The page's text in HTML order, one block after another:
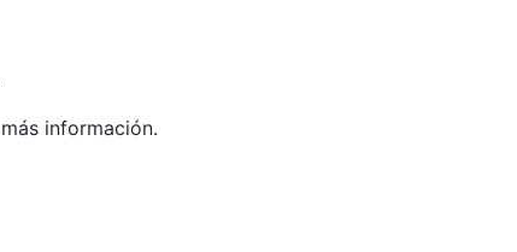
información.